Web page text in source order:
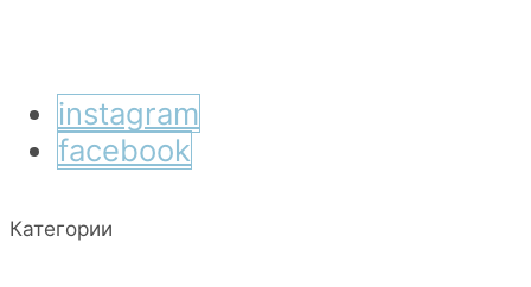
instagram
facebook
Категории